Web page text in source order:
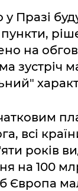
Празі
пункти,
на
зустріч
всі
років
на 100
Європа